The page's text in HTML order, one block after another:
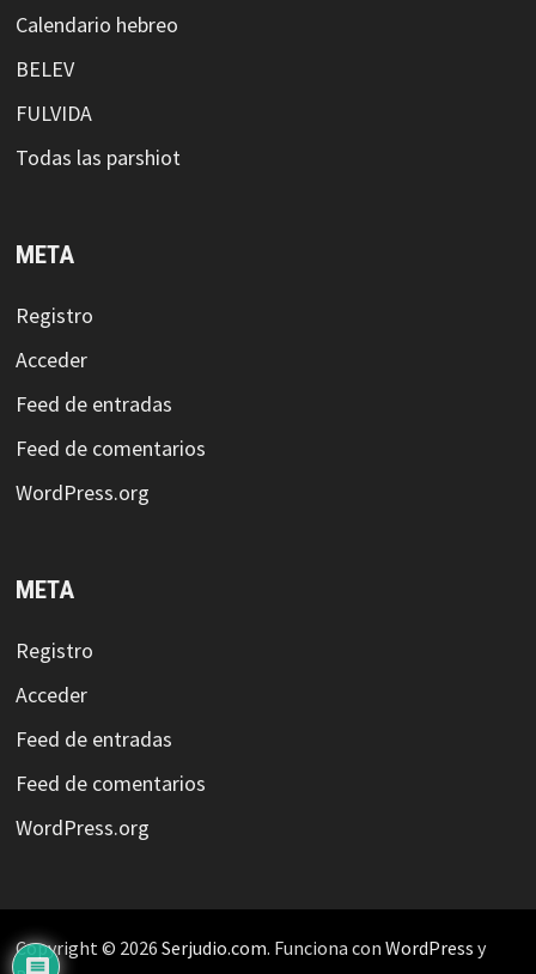
Calendario hebreo
BELEV
FULVIDA
Todas las parshiot
META
Registro
Acceder
Feed de entradas
Feed de comentarios
WordPress.org
META
Registro
Acceder
Feed de entradas
Feed de comentarios
WordPress.org
Copyright © 2026 Serjudio.com. Funciona con WordPress y